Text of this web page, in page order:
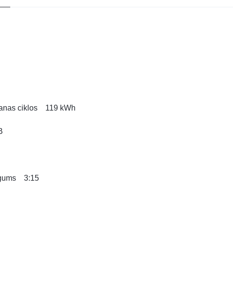
ciklos 119 kWh
3:15